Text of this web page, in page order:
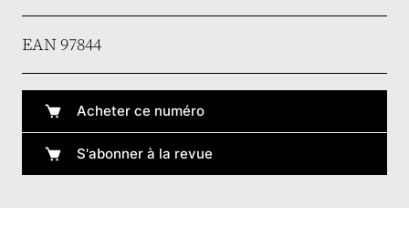
EAN 97844
Acheter ce numéro
S'abonner à la revue